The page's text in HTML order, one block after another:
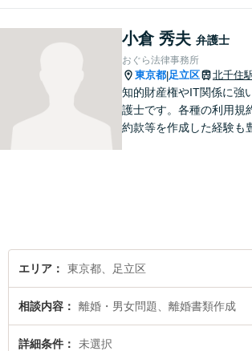
ださい。依頼者様の声を
にし、適切に対処して参
す。
小倉 秀夫 弁護士
おぐら法律事務所
東京都|足立区 北千住
知的財産権やIT関係に強
護士です。各種の利用規
約款等を作成した経験も
エリア 東京都、足立区
相談内容 離婚・男女問題、離婚書類作成
詳細条件 未選択